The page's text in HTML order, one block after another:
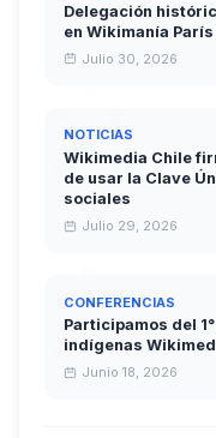
Delegación
en Wikimanía
Julio 30, 2026
NOTICIAS
Wikimedia Chile
de usar la Clave
sociales
Julio 29, 2026
CONFERENCIAS
Participamos del
indígenas
Junio 18, 2026